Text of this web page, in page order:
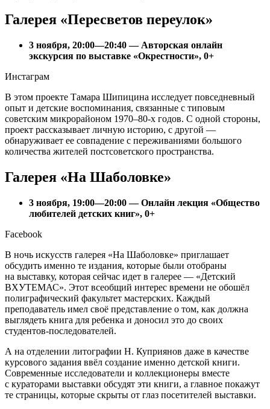
Галерея «Пересветов переулок»
3 ноября, 20:00—20:40 — Авторская онлайн
экскурсия по выставке «Окрестности», 0+
Инстаграм
В этом проекте Тамара Шипицина исследует повседневный
опыт и детские воспоминания, связанные с типовым
советским микрорайоном 1970–80-х годов. С одной стороны,
проект рассказывает личную историю, с другой —
обнаруживает ее совпадение с переживаниями большого
количества жителей постсоветского пространства.
Галерея «На Шаболовке»
3 ноября, 19:00—20:00 — Онлайн лекция «Общество
любителей детских книг», 0+
Facebook
В ночь искусств галерея «На Шаболовке» приглашает
обсудить именно те издания, которые были отобраны
на выставку, которая сейчас идет в галерее — «Детский
ВХУТЕМАС». Этот всеобщий интерес времени не обошёл
полиграфический факультет мастерских. Каждый
преподаватель имел своё представление о том, как должна
выглядеть книга для ребенка и доносил это до своих
студентов-последователей.
А на отделении литографии Н. Куприянов даже в качестве
курсового задания ввёл создание именно детской книги.
Современные исследователи и коллекционеры вместе
с кураторами выставки обсудят эти книги, а главное покажут
те страницы, которые скрыты от глаз посетителей выставки.